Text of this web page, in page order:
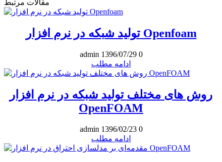
مقالات مرتبط
تولید شبکه در نرم افزار Openfoam
admin 1396/07/29 0
ادامه مطلب
روش های مختلف تولید شبکه در نرم‌ افزار
OpenFOAM
admin 1396/02/23 0
ادامه مطلب